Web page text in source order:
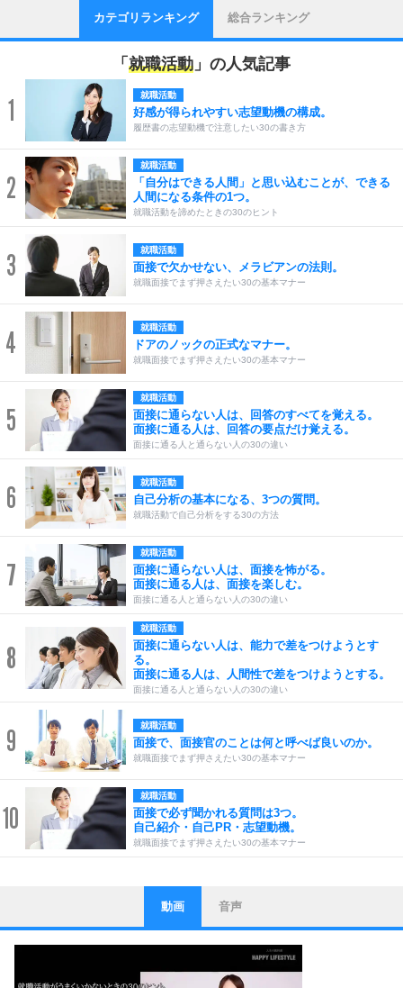
カテゴリランキング 総合ランキング
「 就職活動 」の人気記事
1 就職活動
好感が得られやすい志望動機の構成。
履歴書の志望動機で注意したい30の書き方
2
就職活動
「自分はできる人間」と思い込むことが、できる
人間になる条件の1つ。
就職活動を諦めたときの30のヒント
3 就職活動
面接で欠かせない、メラビアンの法則。
就職面接でまず押さえたい30の基本マナー
4 就職活動
ドアのノックの正式なマナー。
就職面接でまず押さえたい30の基本マナー
5
就職活動
面接に通らない人は、回答のすべてを覚える。
面接に通る人は、回答の要点だけ覚える。
面接に通る人と通らない人の30の違い
6 就職活動
自己分析の基本になる、3つの質問。
就職活動で自己分析をする30の方法
7
就職活動
面接に通らない人は、面接を怖がる。
面接に通る人は、面接を楽しむ。
面接に通る人と通らない人の30の違い
8
就職活動
面接に通らない人は、能力で差をつけようとす
る。
面接に通る人は、人間性で差をつけようとする。
面接に通る人と通らない人の30の違い
9 就職活動
面接で、面接官のことは何と呼べば良いのか。
就職面接でまず押さえたい30の基本マナー
10
就職活動
面接で必ず聞かれる質問は3つ。
自己紹介・自己PR・志望動機。
就職面接でまず押さえたい30の基本マナー
1
ストレス対策
他人と比べない。
いっそのこと、他人を見ない。
いらいらしない人になる30の方法
動画 音声